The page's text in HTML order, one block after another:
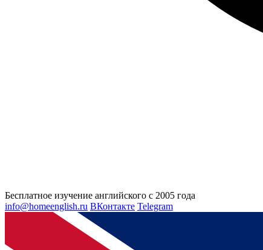
Бесплатное изучение английского с 2005 года
info@homeenglish.ru ВКонтакте Telegram